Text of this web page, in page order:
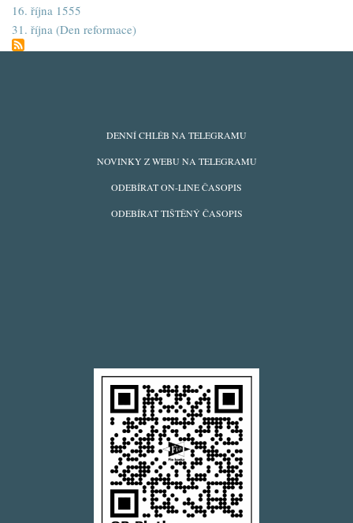
16. října 1555
31. října (Den reformace)
DENNÍ CHLÉB NA TELEGRAMU
NOVINKY Z WEBU NA TELEGRAMU
ODEBÍRAT ON-LINE ČASOPIS
ODEBÍRAT TIŠTĚNÝ ČASOPIS